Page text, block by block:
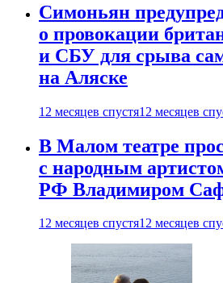
Симоньян
о провокации
и СБУ для срыва
на Аляске
12 месяцев спустя12 месяцев
В Малом театре
с народным
РФ Владимиром
12 месяцев спустя12 месяцев